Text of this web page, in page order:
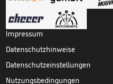
Impressum
Datenschutzhinweise
Datenschutzeinstellungen
Nutzungsbedingungen